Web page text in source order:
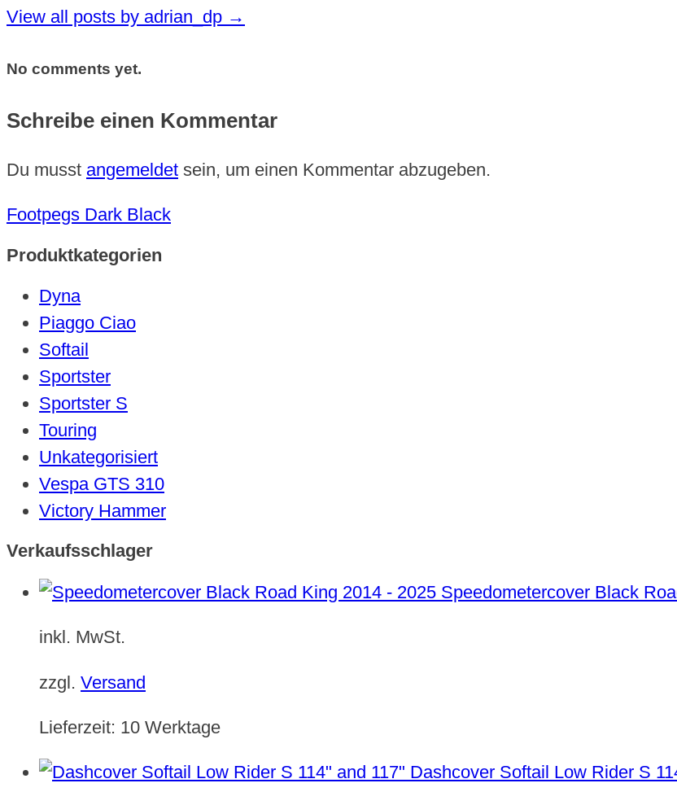
View all posts by adrian_dp →
No comments yet.
Schreibe einen Kommentar
Du musst angemeldet sein, um einen Kommentar abzugeben.
Footpegs Dark Black
Produktkategorien
Dyna
Piaggo Ciao
Softail
Sportster
Sportster S
Touring
Unkategorisiert
Vespa GTS 310
Victory Hammer
Verkaufsschlager
Speedometercover Black
inkl. MwSt.
zzgl. Versand
Lieferzeit: 10 Werktage
Dashcover Softail Low Rider S